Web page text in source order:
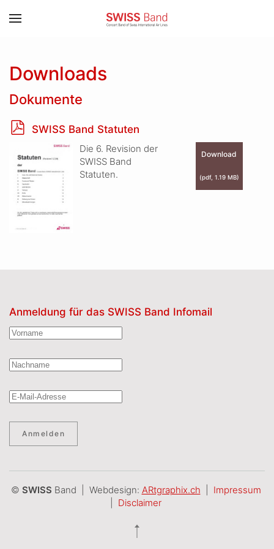
Downloads
Dokumente
pSWISS Band Statuten
Download
(pdf, 1.19 MB)
Die 6. Revision der
SWISS Band
Statuten.
Anmeldung für das SWISS Band Infomail
Anmelden
© SWISS Band | Webdesign: ARtgraphix.ch
Impressum
Disclaimer